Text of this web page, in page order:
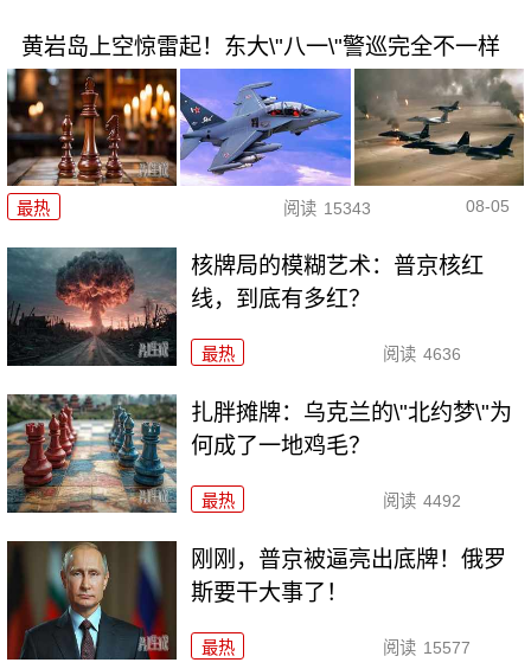
黄岩岛上空惊雷起！东大\"八一\"警巡完全不一样
最热 阅读 15343 08-05
核牌局的模糊艺术：普京核红
线，到底有多红？
最热 阅读 4636
扎胖摊牌：乌克兰的\"北约梦\"为
何成了一地鸡毛？
最热 阅读 4492
刚刚，普京被逼亮出底牌！俄罗
斯要干大事了！
最热 阅读 15577